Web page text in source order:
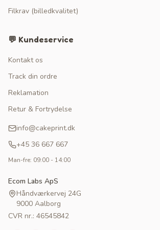
Filkrav (billedkvalitet)
💬 Kundeservice
Kontakt os
Track din ordre
Reklamation
Retur & Fortrydelse
info@cakeprint.dk
+45 36 667 667
Man-fre: 09:00 - 14:00
Ecom Labs ApS
Håndværkervej 24G
9000 Aalborg
CVR nr.: 46545842